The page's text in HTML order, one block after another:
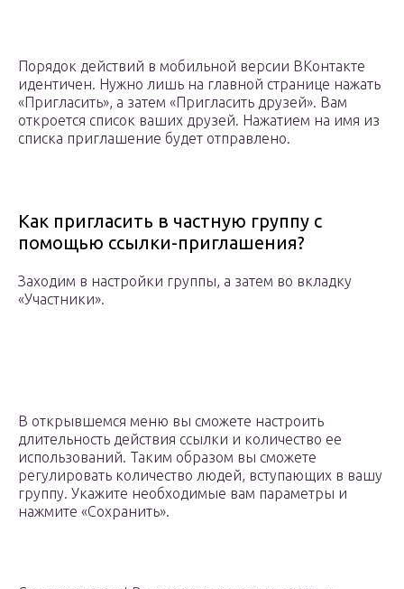
Порядок действий в мобильной версии ВКонтакте
идентичен. Нужно лишь на главной странице нажать
«Пригласить», а затем «Пригласить друзей». Вам
откроется список ваших друзей. Нажатием на имя из
списка приглашение будет отправлено.
Как пригласить в частную группу с
помощью ссылки-приглашения?
Заходим в настройки группы, а затем во вкладку
«Участники».
В открывшемся меню вы сможете настроить
длительность действия ссылки и количество ее
использований. Таким образом вы сможете
регулировать количество людей, вступающих в вашу
группу. Укажите необходимые вам параметры и
нажмите «Сохранить».